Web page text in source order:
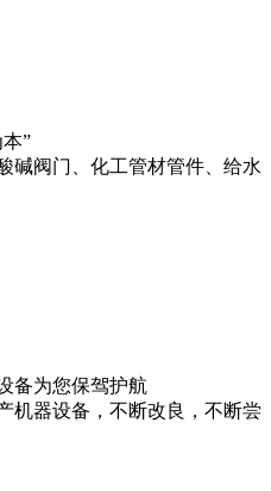
”
碱阀门、化工管材管件、给水
备为您保驾护航
机器设备，不断改良，不断尝